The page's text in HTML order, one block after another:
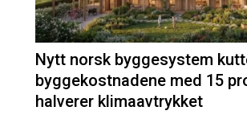
Nytt norsk byggesystem
byggekostnadene med 15
halverer klimaavtrykket